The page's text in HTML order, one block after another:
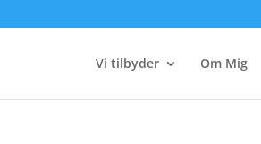
Vi tilbyder Om Mig